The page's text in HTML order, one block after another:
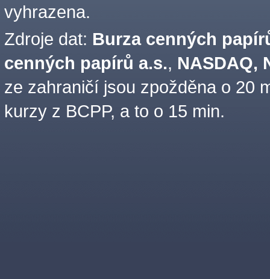
vyhrazena.
Zdroje dat: Burza cenných
cenných papírů a.s., NASDAQ,
ze zahraničí jsou zpožděna o 20
kurzy z BCPP, a to o 15 min.